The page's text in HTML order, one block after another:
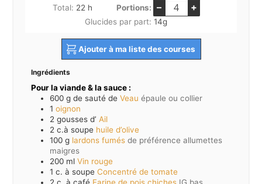
Total: 22 heures
h Portions: – +
Glucides par part:14g
Ajouter à ma liste des courses
Ingrédients
Pour la viande & la sauce :
600 g de sauté de Veau épaule ou collier
1 oignon
2 gousses d’ Ail
2 c.à soupe huile d’olive
100 g lardons fumés de préférence allumettes
maigres
200 ml Vin rouge
1 c. à soupe Concentré de tomate
2 c. à café Farine de pois chiches IG bas